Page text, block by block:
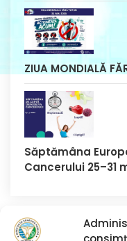
ZIUA MONDIALĂ
Săptămâna
Cancerului 25–31